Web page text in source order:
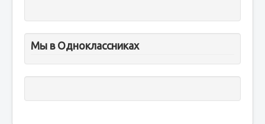
Мы в Одноклассниках